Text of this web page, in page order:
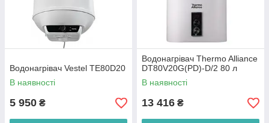
Водонагрівач Vestel TE80D20
В наявності
5 950 ₴
Водонагрівач Thermo Alliance
DT80V20G(PD)-D/2 80 л
В наявності
13 416 ₴